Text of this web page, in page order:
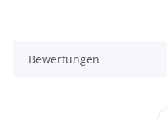
Bewertungen